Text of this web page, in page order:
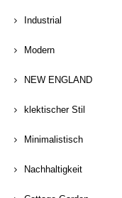
Industrial
Modern
NEW ENGLAND
klektischer Stil
Minimalistisch
Nachhaltigkeit